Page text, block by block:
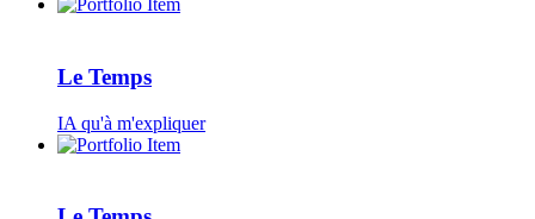
Le Temps
IA qu'à m'expliquer